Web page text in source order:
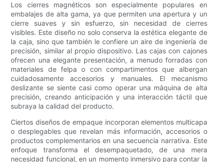
Los cierres magnéticos son especialmente populares en
embalajes de alta gama, ya que permiten una apertura y un
cierre suaves y sin esfuerzo, sin necesidad de cierres
visibles. Este diseño no solo conserva la estética elegante de
la caja, sino que también le confiere un aire de ingeniería de
precisión, similar al propio dispositivo. Las cajas con cajones
ofrecen una elegante presentación, a menudo forradas con
materiales de felpa o con compartimentos que albergan
cuidadosamente accesorios y manuales. El mecanismo
deslizante se siente casi como operar una máquina de alta
precisión, creando anticipación y una interacción táctil que
subraya la calidad del producto.
Ciertos diseños de empaque incorporan elementos multicapa
o desplegables que revelan más información, accesorios o
productos complementarios en una secuencia narrativa. Este
enfoque transforma el desempaquetado, de una mera
necesidad funcional, en un momento inmersivo para contar la